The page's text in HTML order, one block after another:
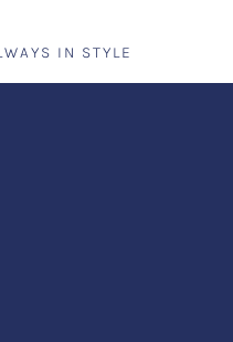
IN STYLE